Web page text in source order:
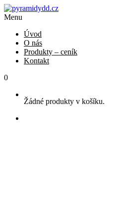
Menu
Úvod
O nás
Produkty – ceník
Kontakt
0
Žádné produkty v košíku.